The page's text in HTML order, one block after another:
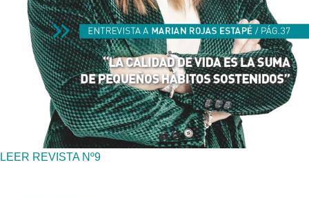
LEER REVISTA Nº9